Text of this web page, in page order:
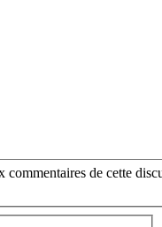
commentaires de cette